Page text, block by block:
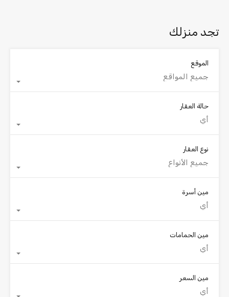
تجد منزلك
الموقع
جميع المواقع
حالة العقار
أي
نوع العقار
جميع الأنواع
مين أسرة
أي
مين الحمامات
أي
مين السعر
أي